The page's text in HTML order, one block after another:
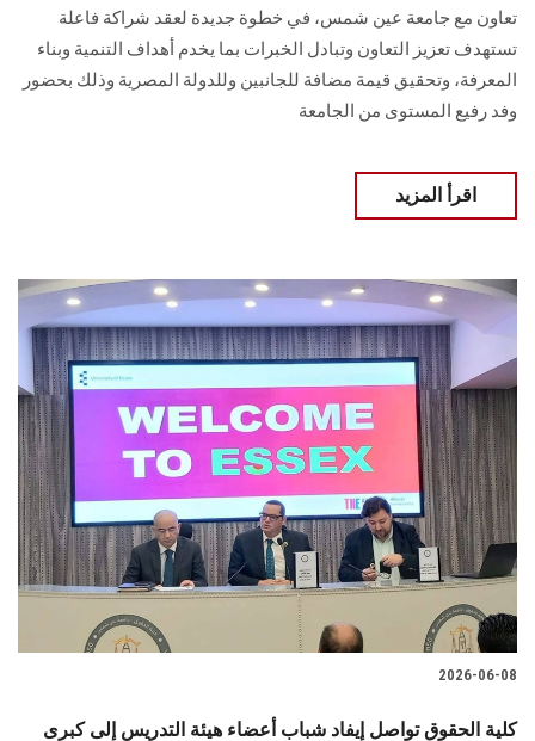
تعاون مع جامعة عين شمس، في خطوة جديدة لعقد شراكة فاعلة
تستهدف تعزيز التعاون وتبادل الخبرات بما يخدم أهداف التنمية وبناء
المعرفة، وتحقيق قيمة مضافة للجانبين وللدولة المصرية وذلك بحضور
وفد رفيع المستوى من الجامعة
اقرأ المزيد
2026-06-08
كلية الحقوق تواصل إيفاد شباب أعضاء هيئة التدريس إلى كبرى